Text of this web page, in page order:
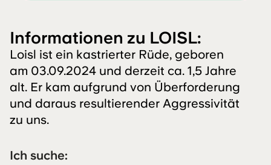
Informationen zu LOISL:
Loisl ist ein kastrierter Rüde, geboren
am 03.09.2024 und derzeit ca. 1,5 Jahre
alt. Er kam aufgrund von Überforderung
und daraus resultierender Aggressivität
zu uns.
Ich suche: